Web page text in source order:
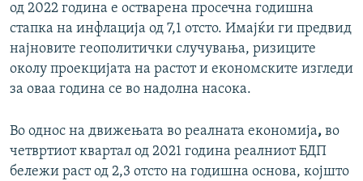
од 2022 година е остварена просечна годишна
стапка на инфлација од 7,1 отсто. Имајќи ги предвид
најновите геополитички случувања, ризиците
околу проекцијата на растот и економските изгледи
за оваа година се во надолна насока.
Во однос на движењата во реалната економија, во
четвртиот квартал од 2021 година реалниот БДП
бележи раст од 2,3 отсто на годишна основа, којшто